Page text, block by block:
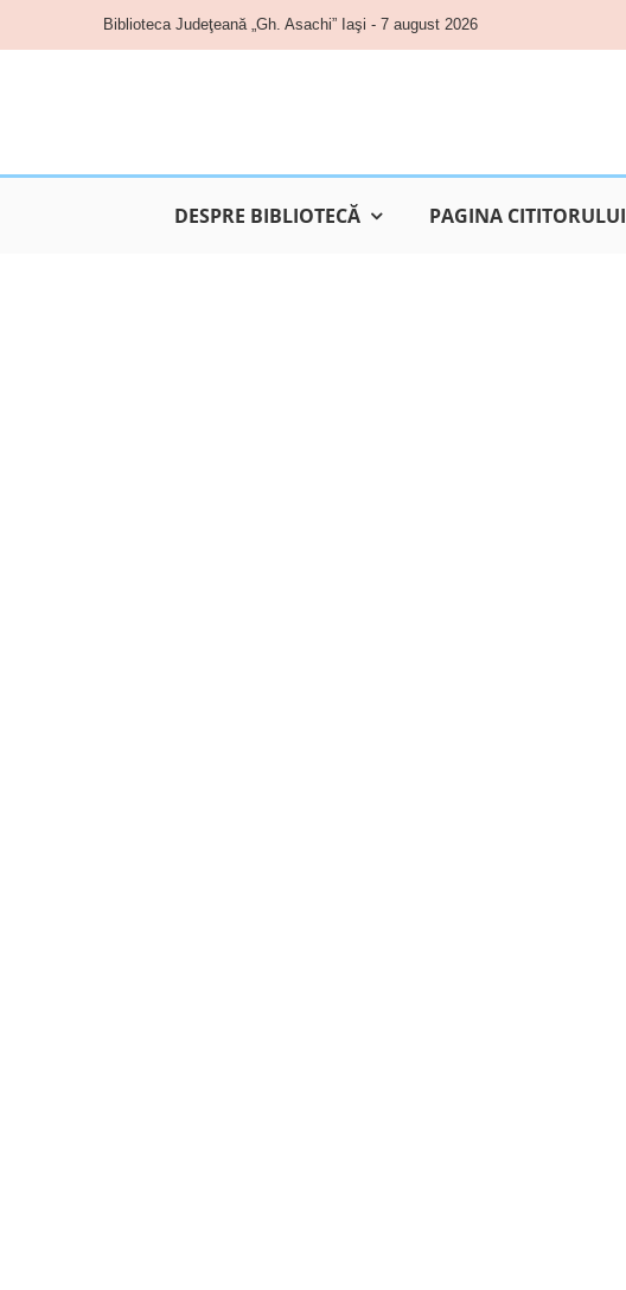
content
Biblioteca Judeţeană „Gh. Asachi” Iaşi - 7 august 2026
DESPRE BIBLIOTECĂ PAGINA CITITORULUI